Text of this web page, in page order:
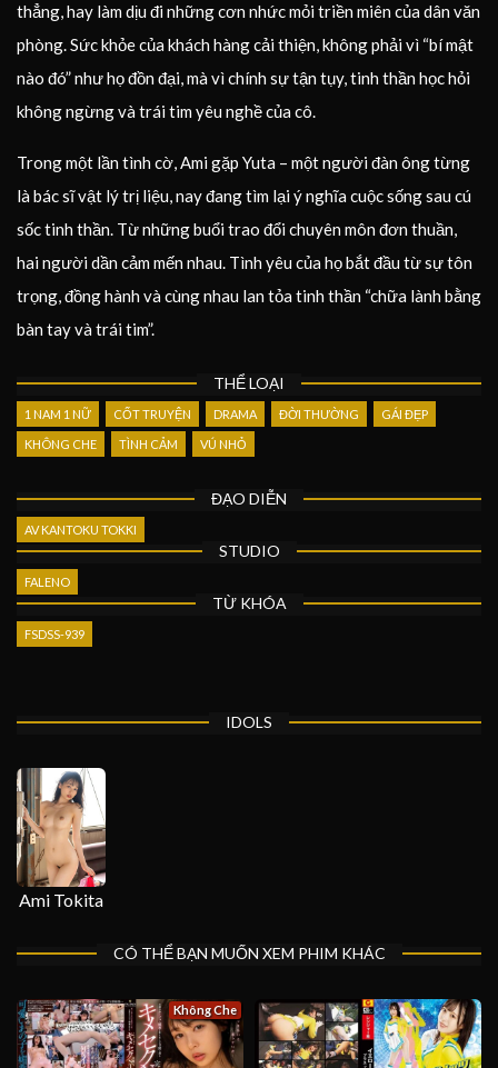
thẳng, hay làm dịu đi những cơn nhức mỏi triền miên của dân văn
phòng. Sức khỏe của khách hàng cải thiện, không phải vì “bí mật
nào đó” như họ đồn đại, mà vì chính sự tận tụy, tinh thần học hỏi
không ngừng và trái tim yêu nghề của cô.
Trong một lần tình cờ, Ami gặp Yuta – một người đàn ông từng
là bác sĩ vật lý trị liệu, nay đang tìm lại ý nghĩa cuộc sống sau cú
sốc tinh thần. Từ những buổi trao đổi chuyên môn đơn thuần,
hai người dần cảm mến nhau. Tình yêu của họ bắt đầu từ sự tôn
trọng, đồng hành và cùng nhau lan tỏa tinh thần “chữa lành bằng
bàn tay và trái tim”.
THỂ LOẠI
1 NAM 1 NỮ CỐT TRUYỆN DRAMA ĐỜI THƯỜNG GÁI ĐẸP
KHÔNG CHE TÌNH CẢM VÚ NHỎ
ĐẠO DIỄN
AV KANTOKU TOKKI
STUDIO
FALENO
TỪ KHÓA
FSDSS-939
IDOLS
Ami Tokita
CÓ THỂ BẠN MUỐN XEM PHIM KHÁC
Không Che